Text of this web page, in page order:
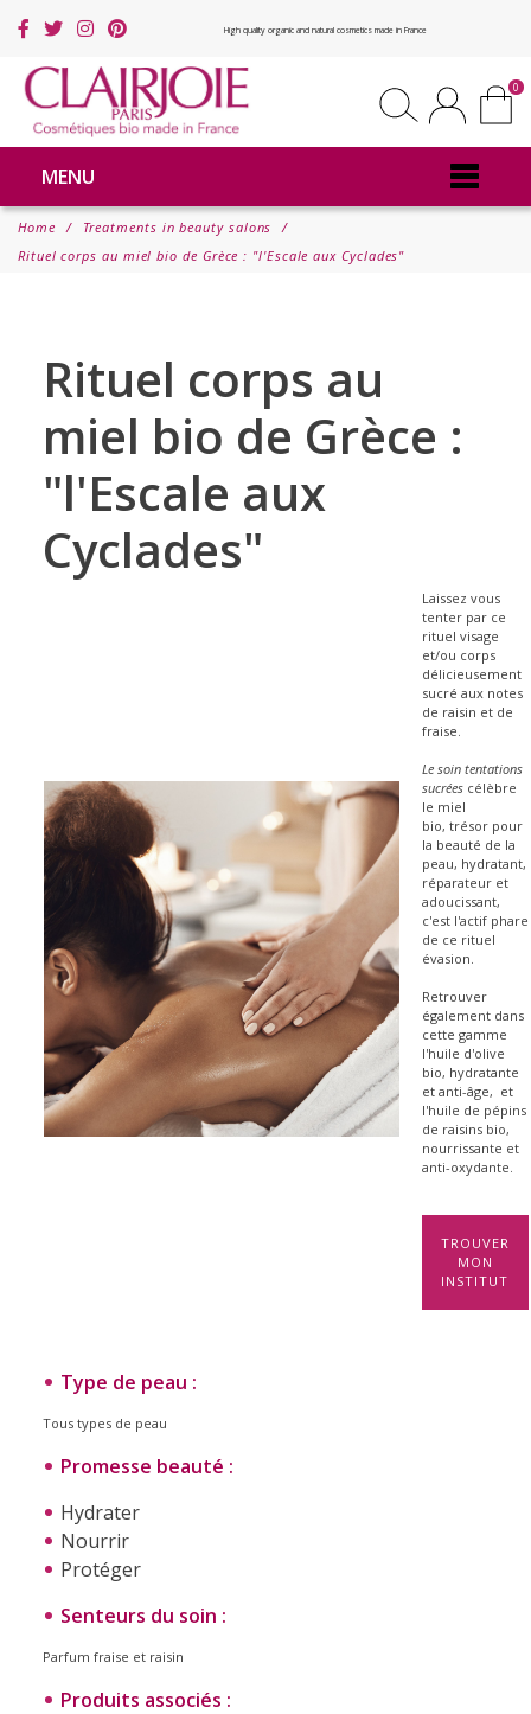
High quality organic and natural cosmetics made in France
0
MENU
Home
Treatments in beauty salons
Rituel corps au miel bio de Grèce : "l'Escale aux Cyclades"
Rituel corps au
miel bio de Grèce :
"l'Escale aux
Cyclades"
Laissez vous
tenter par ce
rituel visage
et/ou corps
délicieusement
sucré aux notes
de raisin et de
fraise.
Le soin tentations
sucrées célèbre
le miel
bio, trésor pour
la beauté de la
peau, hydratant,
réparateur et
adoucissant,
c'est l'actif phare
de ce rituel
évasion.
Retrouver
également dans
cette gamme
l'huile d'olive
bio, hydratante
et anti-âge, et
l'huile de pépins
de raisins bio,
nourrissante et
anti-oxydante.
TROUVER
MON
INSTITUT
Type de peau :
Tous types de peau
Promesse beauté :
Hydrater
Nourrir
Protéger
Senteurs du soin :
Parfum fraise et raisin
Produits associés :